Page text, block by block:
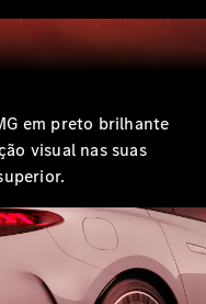
em preto brilhante
visual nas suas